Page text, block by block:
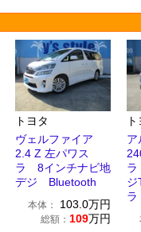
トヨタ
ヴェルファイア
2.4 Z 左パワス
ラ 8インチナビ地
デジ Bluetooth
本体： 103.0万円
総額： 109万円
ア
ラ